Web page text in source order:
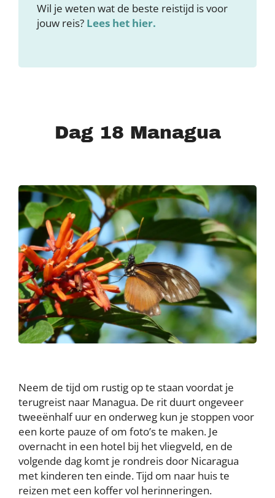
Wil je weten wat de beste reistijd is voor
jouw reis? Lees het hier.
Dag 18 Managua
Neem de tijd om rustig op te staan voordat je
terugreist naar Managua. De rit duurt ongeveer
tweeënhalf uur en onderweg kun je stoppen voor
een korte pauze of om foto’s te maken. Je
overnacht in een hotel bij het vliegveld, en de
volgende dag komt je rondreis door Nicaragua
met kinderen ten einde. Tijd om naar huis te
reizen met een koffer vol herinneringen.